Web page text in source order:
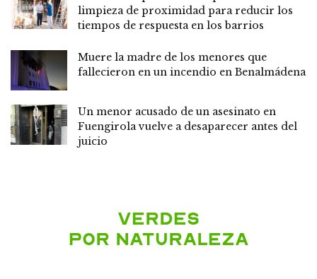
limpieza de proximidad para reducir los
tiempos de respuesta en los barrios
Muere la madre de los menores que
fallecieron en un incendio en Benalmádena
Un menor acusado de un asesinato en
Fuengirola vuelve a desaparecer antes del
juicio